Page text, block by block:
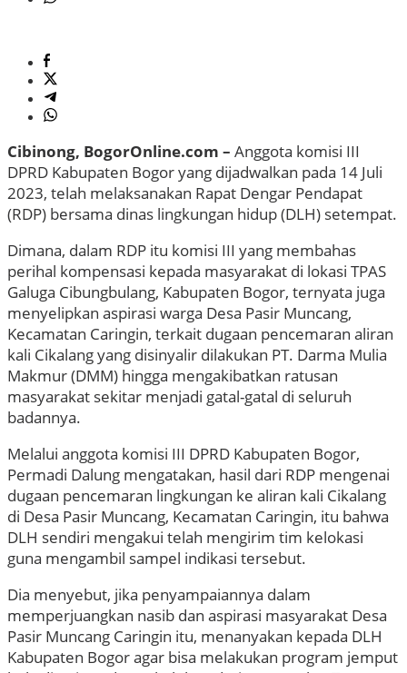
Cibinong, BogorOnline.com – Anggota komisi III
DPRD Kabupaten Bogor yang dijadwalkan pada 14 Juli
2023, telah melaksanakan Rapat Dengar Pendapat
(RDP) bersama dinas lingkungan hidup (DLH) setempat.
Dimana, dalam RDP itu komisi III yang membahas
perihal kompensasi kepada masyarakat di lokasi TPAS
Galuga Cibungbulang, Kabupaten Bogor, ternyata juga
menyelipkan aspirasi warga Desa Pasir Muncang,
Kecamatan Caringin, terkait dugaan pencemaran aliran
kali Cikalang yang disinyalir dilakukan PT. Darma Mulia
Makmur (DMM) hingga mengakibatkan ratusan
masyarakat sekitar menjadi gatal-gatal di seluruh
badannya.
Melalui anggota komisi III DPRD Kabupaten Bogor,
Permadi Dalung mengatakan, hasil dari RDP mengenai
dugaan pencemaran lingkungan ke aliran kali Cikalang
di Desa Pasir Muncang, Kecamatan Caringin, itu bahwa
DLH sendiri mengakui telah mengirim tim kelokasi
guna mengambil sampel indikasi tersebut.
Dia menyebut, jika penyampaiannya dalam
memperjuangkan nasib dan aspirasi masyarakat Desa
Pasir Muncang Caringin itu, menanyakan kepada DLH
Kabupaten Bogor agar bisa melakukan program jemput